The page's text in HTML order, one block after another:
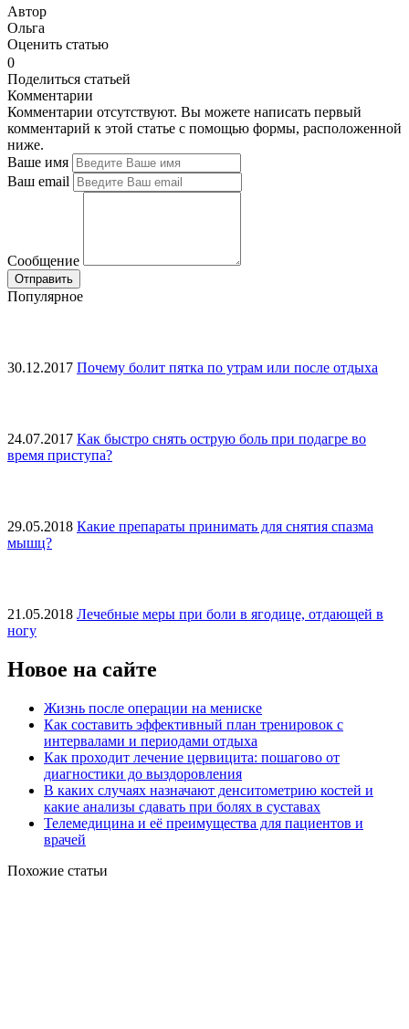
Автор
Ольга
Оценить статью
0
Поделиться статьей
Комментарии
Комментарии отсутствуют. Вы можете написать первый
комментарий к этой статье с помощью формы, расположенной
ниже.
Ваше имя
Ваш email
Сообщение
Популярное
30.12.2017 Почему болит пятка по утрам или после отдыха
24.07.2017 Как быстро снять острую боль при подагре во
время приступа?
29.05.2018 Какие препараты принимать для снятия спазма
мышц?
21.05.2018 Лечебные меры при боли в ягодице, отдающей в
ногу
Новое на сайте
Жизнь после операции на мениске
Как составить эффективный план тренировок с
интервалами и периодами отдыха
Как проходит лечение цервицита: пошагово от
диагностики до выздоровления
В каких случаях назначают денситометрию костей и
какие анализы сдавать при болях в суставах
Телемедицина и её преимущества для пациентов и
врачей
Похожие статьи